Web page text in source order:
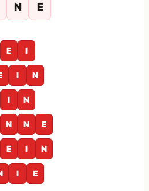
N E
E
I
I N
I N
N N E
E I N
I E